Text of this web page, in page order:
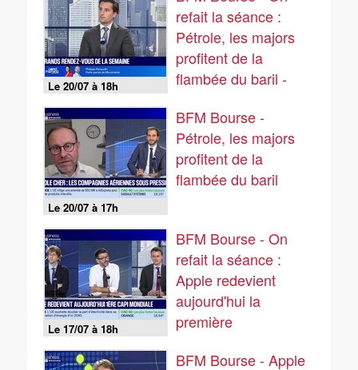
Le 20/07 à 18h
refait la séance :
Pétrole, les majors
profitent de la
flambée du baril -
Le 20/07 à 17h
BFM Bourse -
Pétrole, les majors
profitent de la
flambée du baril
Le 17/07 à 18h
BFM Bourse - On
refait la séance :
Apple redevient
aujourd'hui la
première
mondiale - 17/07
BFM Bourse - Apple